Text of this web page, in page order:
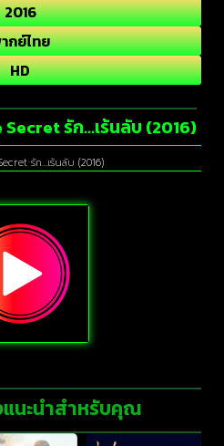
2016
กย์ไทย
HD
รัก…เร้นลับ (2016)
รัก…เร้นลับ (2016)
นะนำสำหรับคุณ